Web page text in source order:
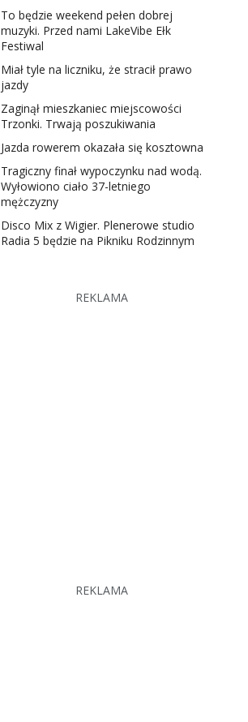
To będzie weekend pełen dobrej
muzyki. Przed nami LakeVibe Ełk
Festiwal
Miał tyle na liczniku, że stracił prawo
jazdy
Zaginął mieszkaniec miejscowości
Trzonki. Trwają poszukiwania
Jazda rowerem okazała się kosztowna
Tragiczny finał wypoczynku nad wodą.
Wyłowiono ciało 37-letniego
mężczyzny
Disco Mix z Wigier. Plenerowe studio
Radia 5 będzie na Pikniku Rodzinnym
REKLAMA
REKLAMA